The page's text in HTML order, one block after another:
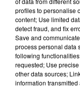
Lecture (1
100%
100% Radio
profiles to personalise
content; Use limited
detect fraud, and fix
Save and
process personal data
following
requested; Use
other data sources;
information transmitted